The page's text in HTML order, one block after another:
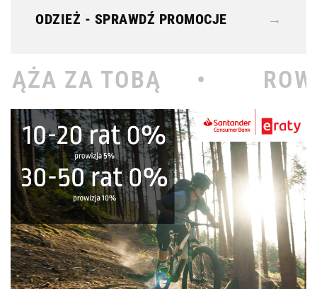
ODZIEŻ - SPRAWDŹ PROMOCJE →
• ROWEROWY